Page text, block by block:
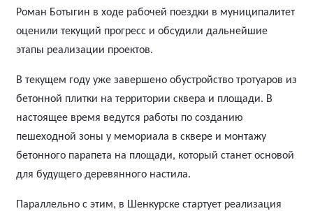
Роман Ботыгин в ходе рабочей поездки в муниципалитет
оценили текущий прогресс и обсудили дальнейшие
этапы реализации проектов.
В текущем году уже завершено обустройство тротуаров из
бетонной плитки на территории сквера и площади. В
настоящее время ведутся работы по созданию
пешеходной зоны у мемориала в сквере и монтажу
бетонного парапета на площади, который станет основой
для будущего деревянного настила.
Параллельно с этим, в Шенкурске стартует реализация